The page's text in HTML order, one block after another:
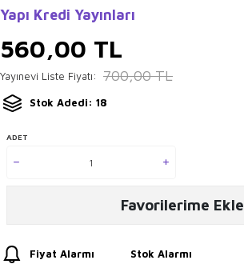
Yapı Kredi Yayınları
560,00 TL
Yayınevi Liste Fiyatı: 700,00TL
Stok Adedi: 18
ADET
Favorilerime Ekle
Fiyat Alarmı Stok Alarmı